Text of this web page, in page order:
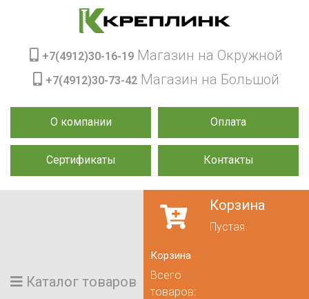
О компании Оплата
Сертификаты Контакты
+7(4912)30-16-19 Магазин на Окружной
+7(4912)30-73-42 Магазин на Большой
Каталог товаров
Корзина
Пустая
Корзина
Всего
товаров: